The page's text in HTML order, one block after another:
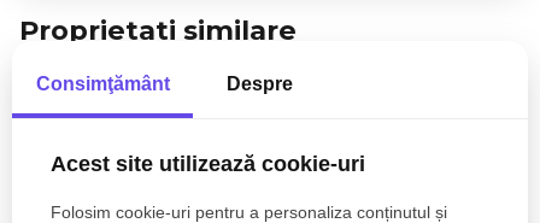
Proprietati similare
Consimţământ Despre
Acest site utilizează cookie-uri
Folosim cookie-uri pentru a personaliza conținutul și